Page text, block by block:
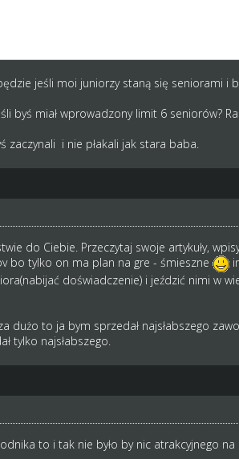
jeśli moi juniorzy staną się seniorami i
byś miał wprowadzony limit 6 seniorów?
zaczynali i nie płakali jak stara baba.
do Ciebie. Przeczytaj swoje artykuły,
bo tylko on ma plan na gre - śmieszne
doświadczenie) i jeździć nimi w
dużo to ja bym sprzedał najsłabszego
tylko najsłabszego.
to i tak nie było by nic atrakcyjnego na